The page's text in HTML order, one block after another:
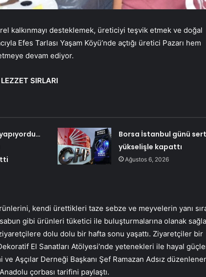
kalkınmayı desteklemek, üreticiyi teşvik etmek ve doğal
Efes Tarlası Yaşam Köyü’nde açtığı üretici Pazarı hem
devam ediyor.
SIRLARI
Borsa İstanbul günü sert
yükselişle kapattı
Ağustos 6, 2026
kendi ürettikleri taze sebze ve meyvelerin yanı
gibi ürünleri tüketici ile buluşturmalarına olanak
dolu dolu bir hafta sonu yaşattı. Ziyaretçiler bir
El Sanatları Atölyesi’nde yetenekleri ile hayal
Aşçılar Derneği Başkanı Şef Ramazan Adsız
çorbası tarifini paylaştı.